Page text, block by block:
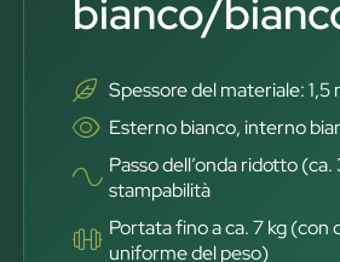
bianco/
Spessore del materiale:
Esterno bianco, interno
Passo dell’onda ridotto
stampabilità
Portata fino a ca. 7 kg (con
uniforme del peso)